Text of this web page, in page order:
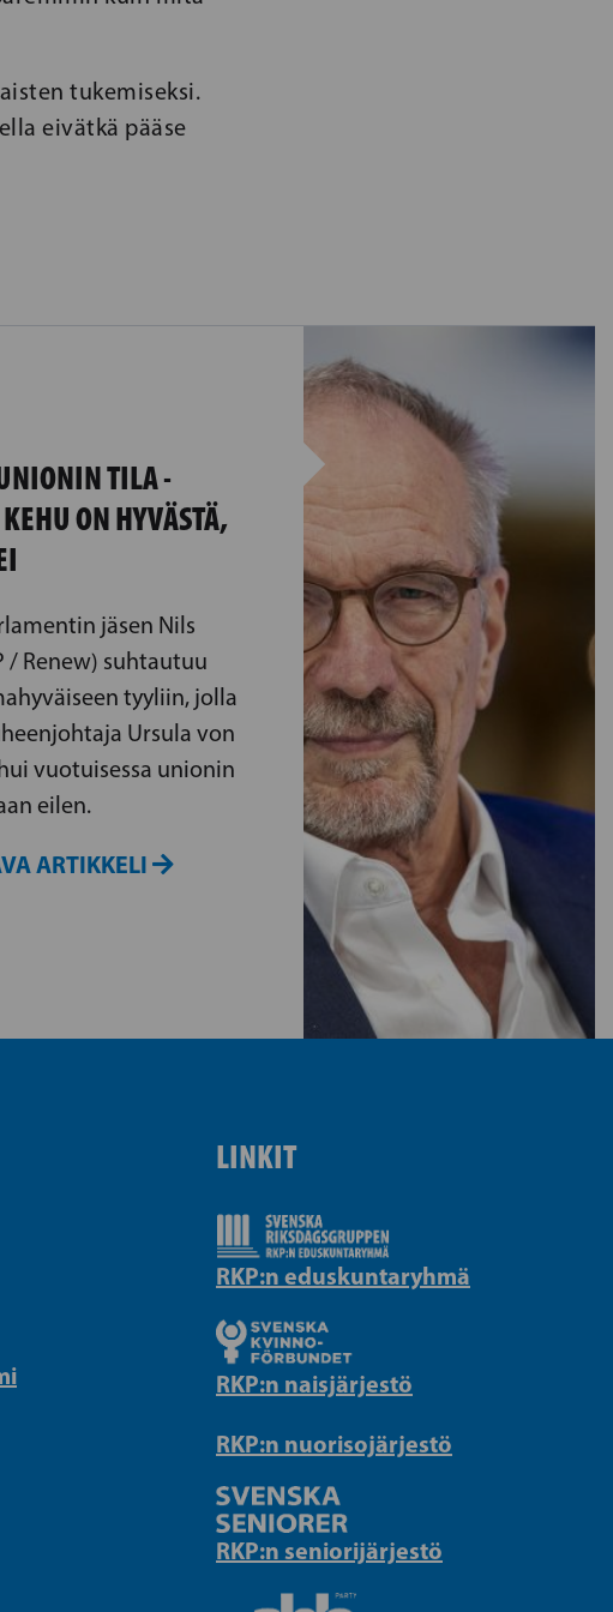
tukemiseksi.
eivätkä pääse
TILA -
ON HYVÄSTÄ,
jäsen Nils
/ Renew) suhtautuu
tyyliin, jolla
Ursula von
vuotuisessa unionin
eilen.
ARTIKKELI
LINKIT
RKP:n eduskuntaryhmä
RKP:n naisjärjestö
RKP:n nuorisojärjestö
RKP:n seniorijärjestö